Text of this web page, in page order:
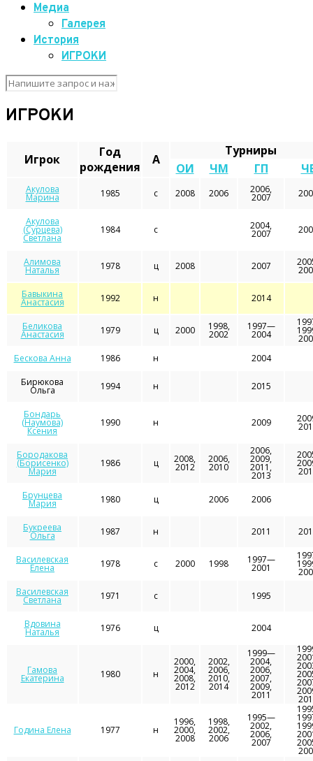
Медиа
Галерея
История
ИГРОКИ
ИГРОКИ
Игрок
Год
рождения
А
Турниры
ОИ
ЧМ ГП
Акулова
Марина 1985 с 2008 2006 2006,
2007
Акулова
(Сурцева)
Светлана
1984 с 2004,
2007
Алимова
Наталья 1978 ц 2008 2007
Бавыкина
Анастасия 1992 н 2014
Беликова
Анастасия 1979 ц 2000 1998,
2002
1997—
2004
Бескова Анна
1986 н
2004
Бирюкова
Ольга 1994 н 2015
Бондарь
(Наумова)
Ксения
1990 н 2009
Бородакова
(Борисенко)
Мария
1986 ц 2008,
2012
2006,
2010
2006,
2009,
2011,
2013
Брунцева
Мария 1980 ц 2006 2006
Букреева
Ольга 1987 н 2011
Василевская
Елена 1978 с 2000 1998 1997—
2001
Василевская
Светлана 1971 с 1995
Вдовина
Наталья 1976 ц 2004
Гамова
Екатерина 1980 н
2000,
2004,
2008,
2012
2002,
2006,
2010,
2014
1999—
2004,
2006,
2007,
2009,
2011
Година Елена 1977 н
1996,
2000,
2008
1998,
2002,
2006
1995—
2002,
2006,
2007